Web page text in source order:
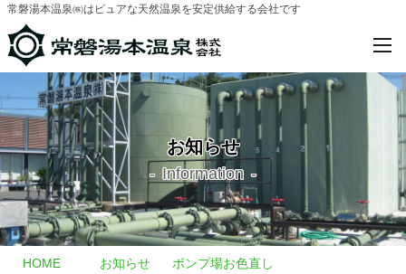
常磐湯本温泉㈱はピュアな天然温泉を安定供給する会社です
お知らせ
- Information -
HOME お知らせ ポンプ場お色直し